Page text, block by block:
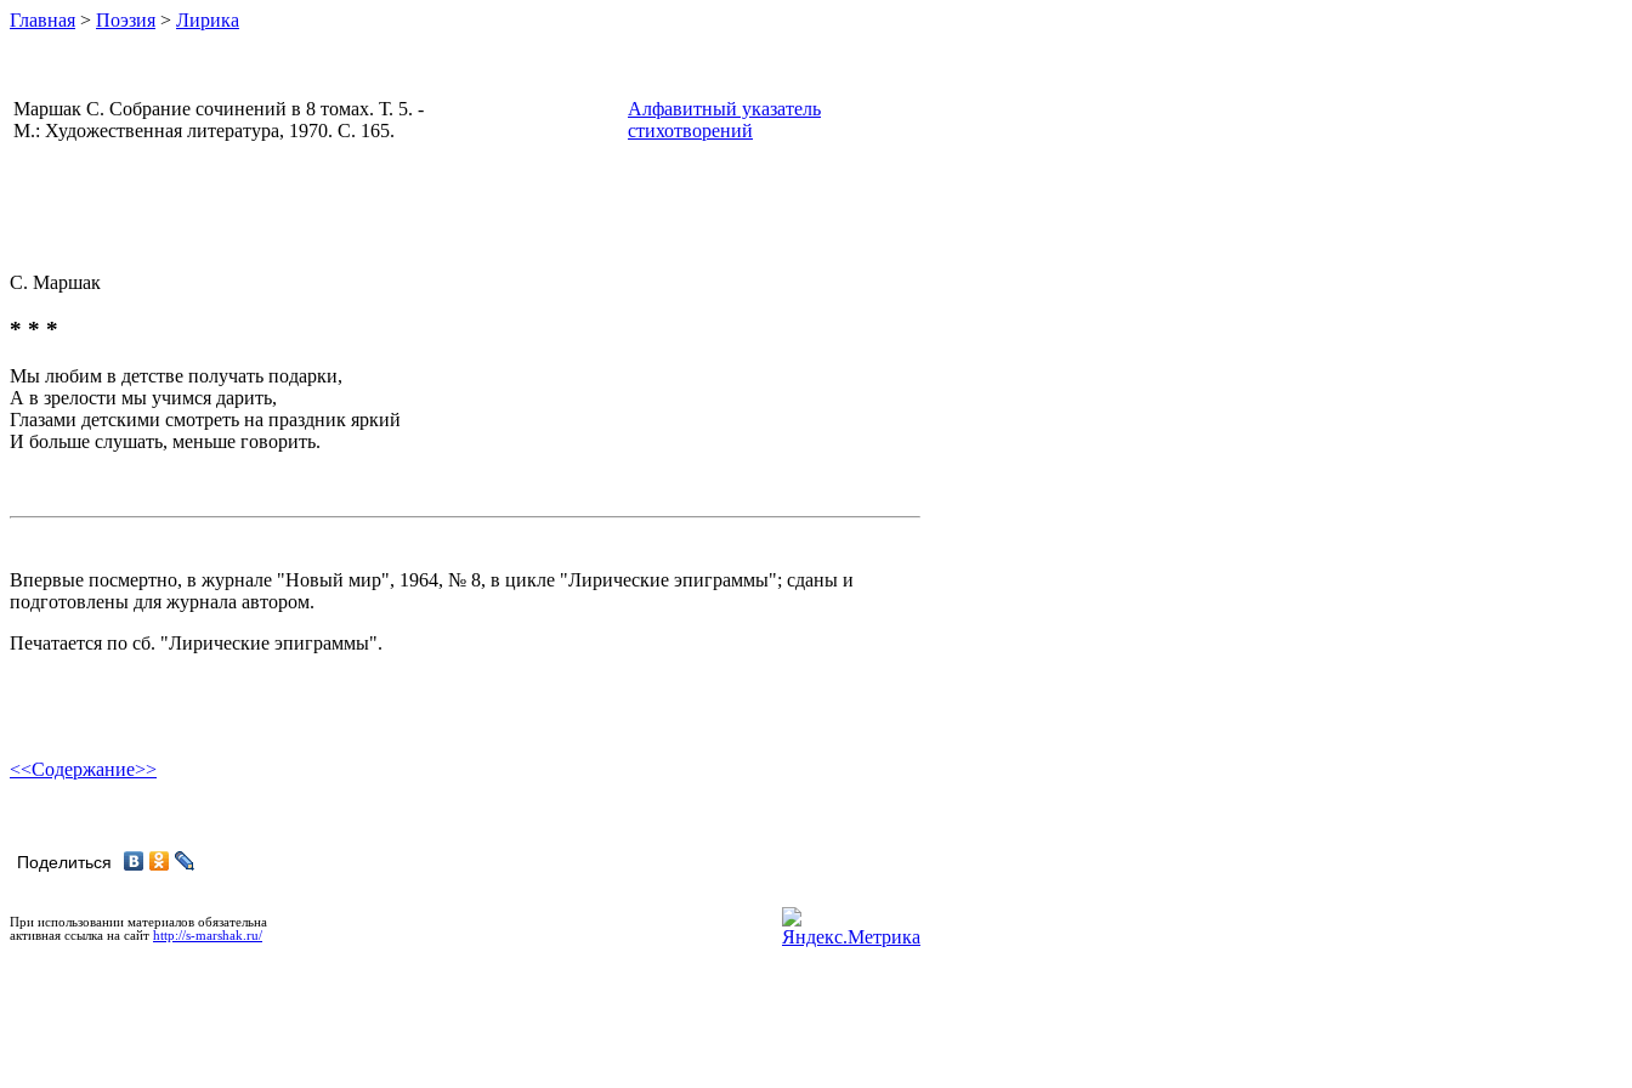
Главная > Поэзия > Лирика
Маршак С. Собрание сочинений в 8 томах. Т. 5. -
М.: Художественная литература, 1970. С. 165.
Алфавитный указатель
стихотворений
С. Маршак
* * *
Мы любим в детстве получать подарки,
А в зрелости мы учимся дарить,
Глазами детскими смотреть на праздник яркий
И больше слушать, меньше говорить.
Впервые посмертно, в журнале "Новый мир", 1964, № 8, в цикле "Лирические эпиграммы"; сданы и
подготовлены для журнала автором.
Печатается по сб. "Лирические эпиграммы".
<<Содержание>>
Поделиться
При использовании материалов обязательна
активная ссылка на сайт http://s-marshak.ru/